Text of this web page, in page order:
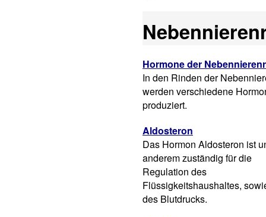
Hormone der
In den Rinden der
werden verschiedene
produziert.
Aldosteron
Das Hormon Aldosteron ist
anderem zuständig für die
Regulation des
Flüssigkeitshaushaltes,
des Blutdrucks.